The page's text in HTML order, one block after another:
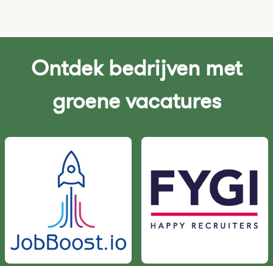
Ontdek bedrijven met
groene vacatures